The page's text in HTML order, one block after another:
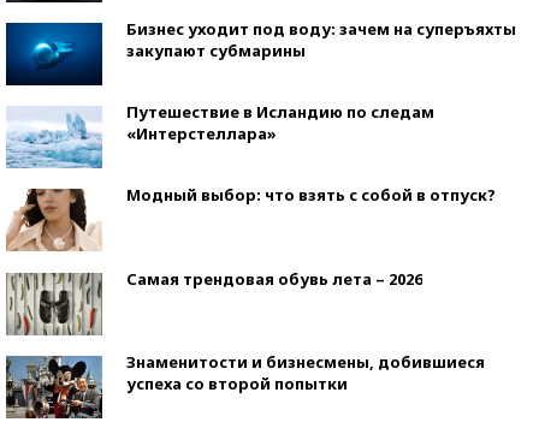
Бизнес уходит под воду: зачем на суперъяхты
закупают субмарины
Путешествие в Исландию по следам
«Интерстеллара»
Модный выбор: что взять с собой в отпуск?
Самая трендовая обувь лета – 2026
Знаменитости и бизнесмены, добившиеся
успеха со второй попытки